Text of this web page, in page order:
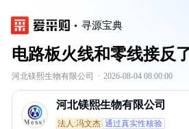
寻源宝典
电路板火线和零线接反
河北镁熙生物有限公司 · 2026-08-04 08:00:00
河北镁熙生物有限公司
法人:冯文杰 通过真实性核验